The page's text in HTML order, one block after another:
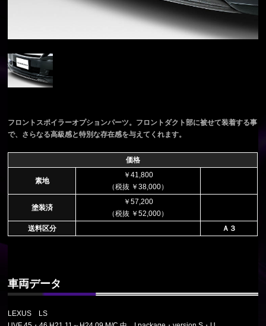
フロントスポイラーオプションパーツ。フロントダクト部に被せて装着する事
で、さらなる高級感と特別な存在感を与えてくれます。
価格
素地
￥41,800
（税抜 ￥38,000）
塗装済
￥57,200
（税抜 ￥52,000）
送料区分
Ａ３
車両データ
LEXUS LS